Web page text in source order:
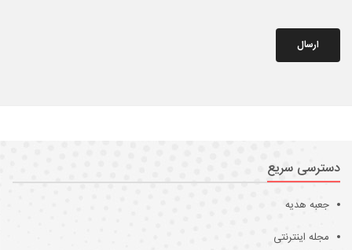
ارسال
دسترسی سریع
جعبه هدیه
مجله اینترنتی